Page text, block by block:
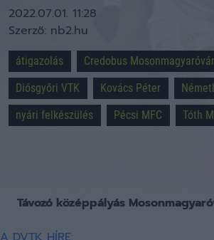
2022.07.01. 11:28
Szerző: nb2.hu
átigazolás
Credobus Mosonmagyaróvár
Diósgyőri VTK
Kovács Péter
nyári felkészülés
Pécsi MFC Tóth
Távozó középpályás